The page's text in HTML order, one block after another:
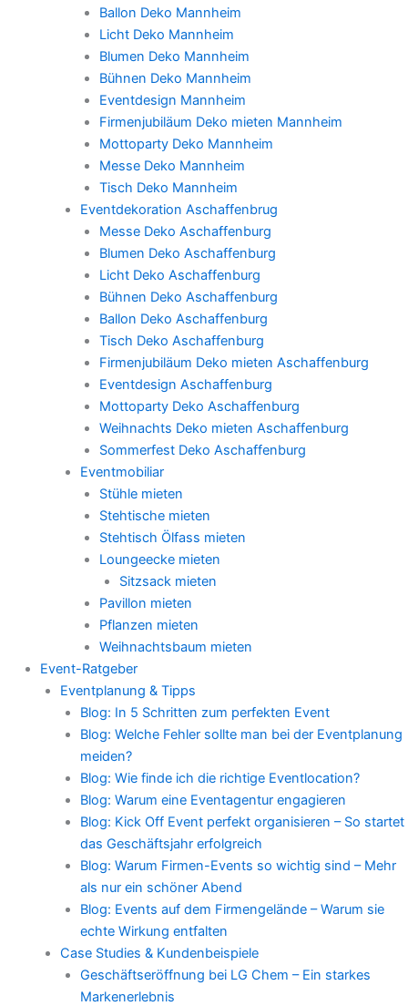
Ballon Deko Mannheim
Licht Deko Mannheim
Blumen Deko Mannheim
Bühnen Deko Mannheim
Eventdesign Mannheim
Firmenjubiläum Deko mieten Mannheim
Mottoparty Deko Mannheim
Messe Deko Mannheim
Tisch Deko Mannheim
Eventdekoration Aschaffenbrug
Messe Deko Aschaffenburg
Blumen Deko Aschaffenburg
Licht Deko Aschaffenburg
Bühnen Deko Aschaffenburg
Ballon Deko Aschaffenburg
Tisch Deko Aschaffenburg
Firmenjubiläum Deko mieten Aschaffenburg
Eventdesign Aschaffenburg
Mottoparty Deko Aschaffenburg
Weihnachts Deko mieten Aschaffenburg
Sommerfest Deko Aschaffenburg
Eventmobiliar
Stühle mieten
Stehtische mieten
Stehtisch Ölfass mieten
Loungeecke mieten
Sitzsack mieten
Pavillon mieten
Pflanzen mieten
Weihnachtsbaum mieten
Event-Ratgeber
Eventplanung & Tipps
Blog: In 5 Schritten zum perfekten Event
Blog: Welche Fehler sollte man bei der Eventplanung
meiden?
Blog: Wie finde ich die richtige Eventlocation?
Blog: Warum eine Eventagentur engagieren
Blog: Kick Off Event perfekt organisieren – So startet
das Geschäftsjahr erfolgreich
Blog: Warum Firmen-Events so wichtig sind – Mehr
als nur ein schöner Abend
Blog: Events auf dem Firmengelände – Warum sie
echte Wirkung entfalten
Case Studies & Kundenbeispiele
Geschäftseröffnung bei LG Chem – Ein starkes
Markenerlebnis